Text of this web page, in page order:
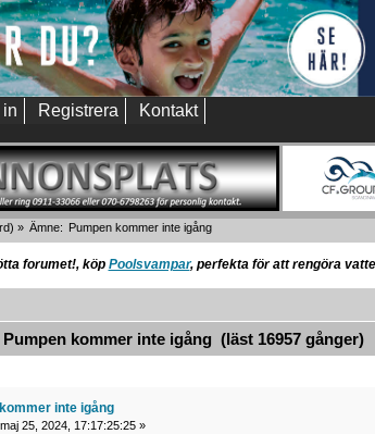
in Registrera Kontakt
) » Ämne: Pumpen kommer inte igång
forumet!, köp Poolsvampar, perfekta för att rengöra
kommer inte igång (läst 16957 gånger)
inte igång
maj 25, 2024, 17:17:25:25 »